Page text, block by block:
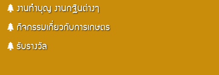
งานทำบุญ งานกฐินต่างๆ
กิจกรรมเกี่ยวกับการเกษตร
รับรางวัล